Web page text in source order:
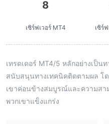
8
เซิร์ฟเวอร์ MT4 เซิร์
เทรดเดอร์ MT4/5 หลักอย่างเป็น
สนับสนุนทางเทคนิคติดตามผล โ
เขาค่อนข้างสมบูรณ์และความสา
พวกเขาแข็งแกร่ง